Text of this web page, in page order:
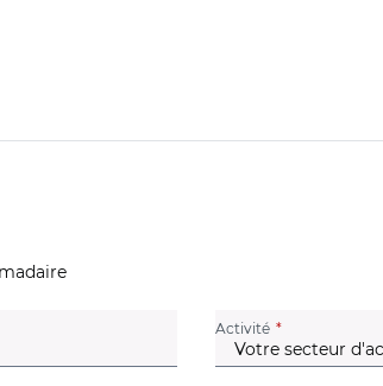
Activité (champ